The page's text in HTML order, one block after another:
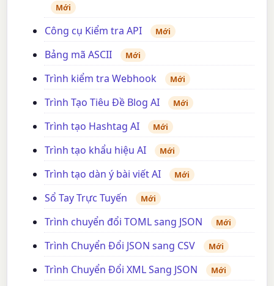
Mới
Công cụ Kiểm tra API Mới
Bảng mã ASCII Mới
Trình kiểm tra Webhook Mới
Trình Tạo Tiêu Đề Blog AI Mới
Trình tạo Hashtag AI Mới
Trình tạo khẩu hiệu AI Mới
Trình tạo dàn ý bài viết AI Mới
Sổ Tay Trực Tuyến Mới
Trình chuyển đổi TOML sang JSON Mới
Trình Chuyển Đổi JSON sang CSV Mới
Trình Chuyển Đổi XML Sang JSON Mới